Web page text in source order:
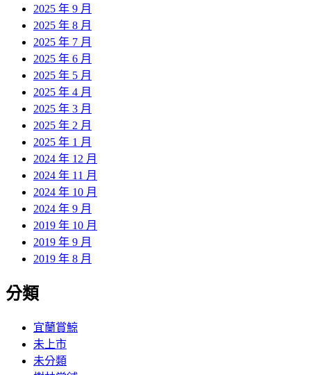
2025 年 9 月
2025 年 8 月
2025 年 7 月
2025 年 6 月
2025 年 5 月
2025 年 4 月
2025 年 3 月
2025 年 2 月
2025 年 1 月
2024 年 12 月
2024 年 11 月
2024 年 10 月
2024 年 9 月
2019 年 10 月
2019 年 9 月
2019 年 8 月
分類
宜蘭賞鯨
未上市
未分類